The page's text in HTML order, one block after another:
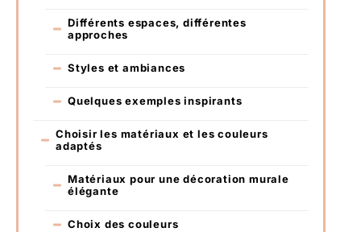
Différents espaces, différentes
approches
Styles et ambiances
Quelques exemples inspirants
Choisir les matériaux et les couleurs
adaptés
Matériaux pour une décoration murale
élégante
Choix des couleurs